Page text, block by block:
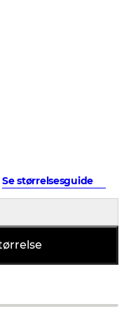
Se størrelsesguide